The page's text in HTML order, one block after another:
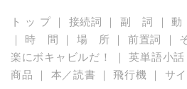
ト ッ プ｜ 接続詞 ｜ 副 詞 ｜
｜ 時 間 ｜ 場 所 ｜ 前置詞 ｜
楽にボキャビルだ！
｜英単語小話
商品 ｜ 本／読書 ｜ 飛行機 ｜ サ